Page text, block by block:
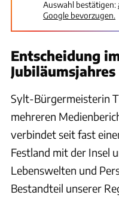
Auswahl bestätigen:
Google bevorzugen.
Entscheidung
Jubiläumsjahres
Sylt-Bürgermeisterin
mehreren
verbindet seit fast
Festland mit der Insel
Lebenswelten und
Bestandteil unserer